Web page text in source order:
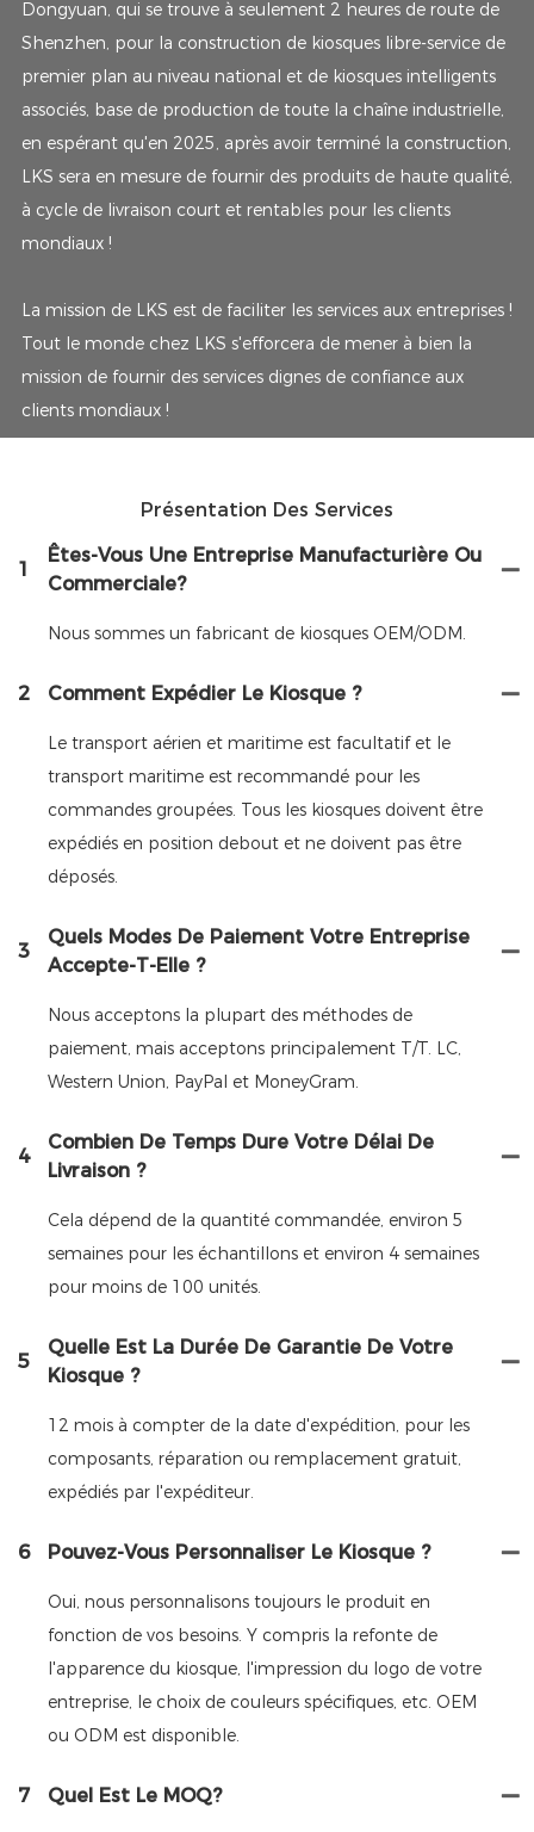
Dongyuan, qui se trouve à seulement 2 heures de route de
Shenzhen, pour la construction de kiosques libre-service de
premier plan au niveau national et de kiosques intelligents
associés, base de production de toute la chaîne industrielle,
en espérant qu'en 2025, après avoir terminé la construction,
LKS sera en mesure de fournir des produits de haute qualité,
à cycle de livraison court et rentables pour les clients
mondiaux !
La mission de LKS est de faciliter les services aux entreprises !
Tout le monde chez LKS s'efforcera de mener à bien la
mission de fournir des services dignes de confiance aux
clients mondiaux !
Présentation Des Services
1
Êtes-Vous Une Entreprise Manufacturière Ou
Commerciale?
Nous sommes un fabricant de kiosques OEM/ODM.
2 Comment Expédier Le Kiosque ?
Le transport aérien et maritime est facultatif et le
transport maritime est recommandé pour les
commandes groupées. Tous les kiosques doivent être
expédiés en position debout et ne doivent pas être
déposés.
3
Quels Modes De Paiement Votre Entreprise
Accepte-T-Elle ?
Nous acceptons la plupart des méthodes de
paiement, mais acceptons principalement T/T. LC,
Western Union, PayPal et MoneyGram.
4
Combien De Temps Dure Votre Délai De
Livraison ?
Cela dépend de la quantité commandée, environ 5
semaines pour les échantillons et environ 4 semaines
pour moins de 100 unités.
5
Quelle Est La Durée De Garantie De Votre
Kiosque ?
12 mois à compter de la date d'expédition, pour les
composants, réparation ou remplacement gratuit,
expédiés par l'expéditeur.
6 Pouvez-Vous Personnaliser Le Kiosque ?
Oui, nous personnalisons toujours le produit en
fonction de vos besoins. Y compris la refonte de
l'apparence du kiosque, l'impression du logo de votre
entreprise, le choix de couleurs spécifiques, etc. OEM
ou ODM est disponible.
7 Quel Est Le MOQ?